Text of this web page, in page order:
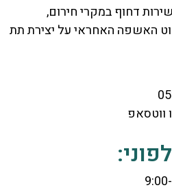
דחוף במקרי חירום,
האשפה האחראי על יצירת תת
ווטסאפ